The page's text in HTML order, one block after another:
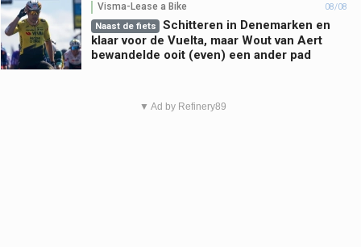
Visma-Lease a Bike 08/08
Naast de fiets
Schitteren in Denemarken en
klaar voor de Vuelta, maar Wout van Aert
bewandelde ooit (even) een ander pad
▼ Ad by Refinery89